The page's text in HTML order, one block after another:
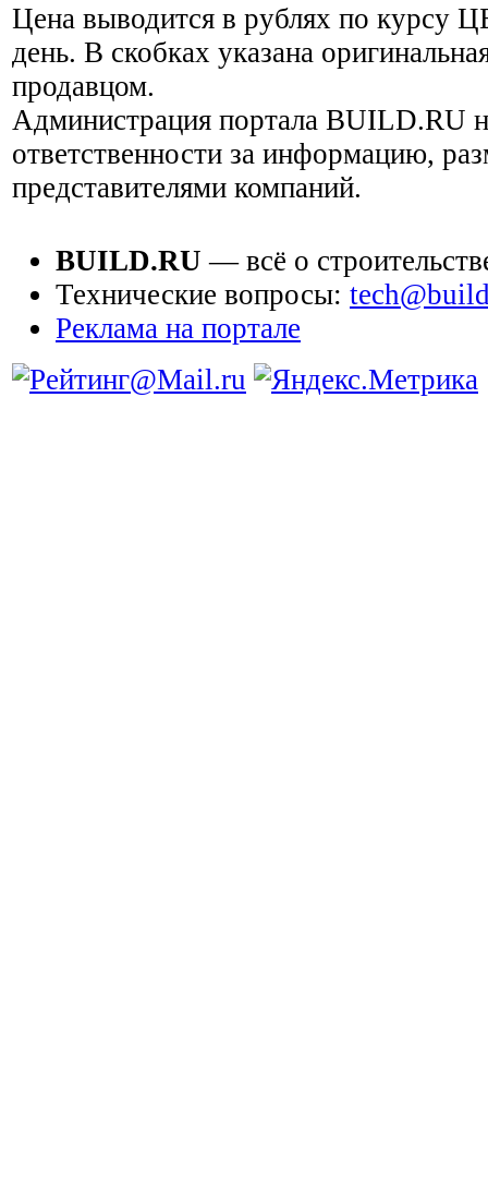
Цена выводится в рублях по курсу
день. В скобках указана
продавцом.
Администрация портала BUILD.RU
ответственности за информацию,
представителями компаний.
BUILD.RU — всё о
Технические вопросы:
Реклама на портале